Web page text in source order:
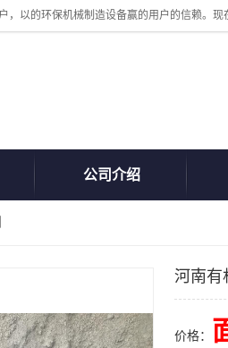
公司介绍
河南有
价格：